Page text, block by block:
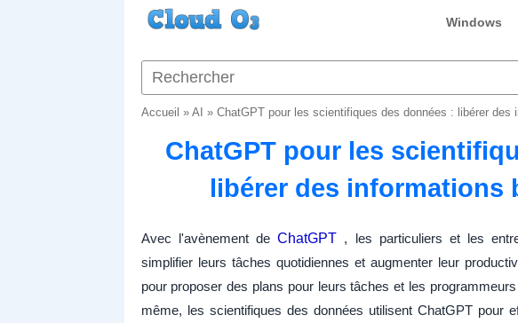
Windows
Accueil » AI » ChatGPT pour les scientifiques des données : libérer des
ChatGPT pour les
libérer des informations
Avec l'avènement deChatGPT , les particuliers et les
simplifier leurs tâches quotidiennes et augmenter leur
pour proposer des plans pour leurs tâches et les
même, les scientifiques des données utilisent ChatGPT pour